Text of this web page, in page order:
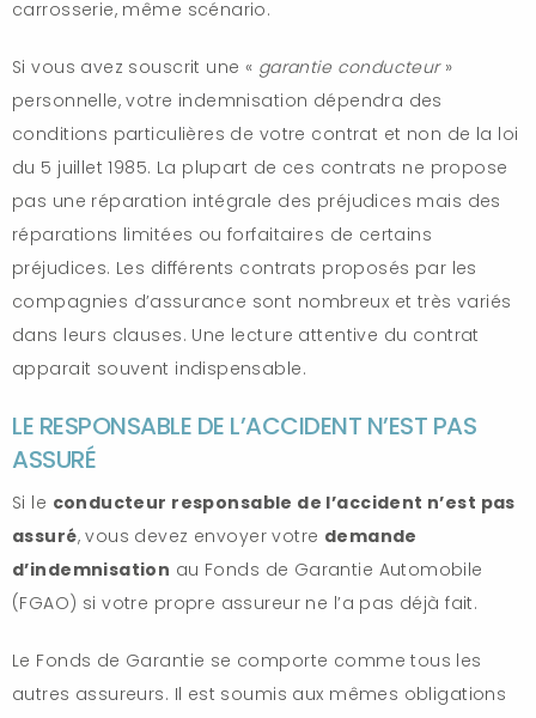
carrosserie, même scénario.
Si vous avez souscrit une « garantie conducteur»
personnelle, votre indemnisation dépendra des
conditions particulières de votre contrat et non de la loi
du 5 juillet 1985. La plupart de ces contrats ne propose
pas une réparation intégrale des préjudices mais des
réparations limitées ou forfaitaires de certains
préjudices. Les différents contrats proposés par les
compagnies d’assurance sont nombreux et très variés
dans leurs clauses. Une lecture attentive du contrat
apparait souvent indispensable.
LE RESPONSABLE DE L’ACCIDENT N’EST PAS
ASSURÉ
Si le conducteur responsable de l’accident n’est pas
assuré, vous devez envoyer votre demande
d’indemnisation au Fonds de Garantie Automobile
(FGAO) si votre propre assureur ne l’a pas déjà fait.
Le Fonds de Garantie se comporte comme tous les
autres assureurs. Il est soumis aux mêmes obligations